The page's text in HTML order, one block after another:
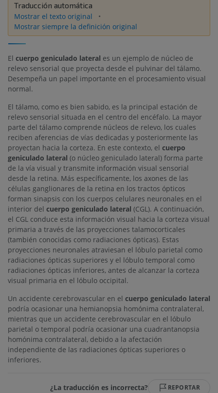
Traducción automática
Mostrar el texto original
Mostrar siempre la definición original
El cuerpo geniculado lateral es un ejemplo de núcleo de
relevo sensorial que proyecta desde el pulvinar del tálamo.
Desempeña un papel importante en el procesamiento visual
normal.
El tálamo, como es bien sabido, es la principal estación de
relevo sensorial situada en el centro del encéfalo. La mayor
parte del tálamo comprende núcleos de relevo, los cuales
reciben aferencias de vías dedicadas y posteriormente las
proyectan hacia la corteza. En este contexto, el cuerpo
geniculado lateral (o núcleo geniculado lateral) forma parte
de la vía visual y transmite información visual sensorial
desde la retina. Más específicamente, los axones de las
células ganglionares de la retina en los tractos ópticos
forman sinapsis con los cuerpos celulares neuronales en el
interior del cuerpo geniculado lateral (CGL). A continuación,
el CGL conduce esta información visual hacia la corteza visual
primaria a través de las proyecciones talamocorticales
(también conocidas como radiaciones ópticas). Estas
proyecciones neuronales atraviesan el lóbulo parietal como
radiaciones ópticas superiores y el lóbulo temporal como
radiaciones ópticas inferiores, antes de alcanzar la corteza
visual primaria en el lóbulo occipital.
Un accidente cerebrovascular en el cuerpo geniculado lateral
podría ocasionar una hemianopsia homónima contralateral,
mientras que un accidente cerebrovascular en el lóbulo
parietal o temporal podría ocasionar una cuadrantanopsia
homónima contralateral, debido a la afectación
independiente de las radiaciones ópticas superiores o
inferiores.
¿La traducción es incorrecta? REPORTAR